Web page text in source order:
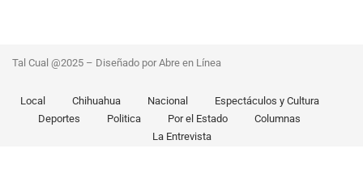
Tal Cual @2025 – Diseñado por Abre en Línea
Local Chihuahua Nacional
Espectáculos y Cultura
Deportes
Politica Por el Estado
Columnas
La Entrevista